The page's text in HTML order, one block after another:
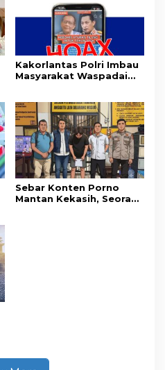
Kakorlantas Polri Imbau
Masyarakat Waspadai
Sebar Konten Porno
Mantan Kekasih, Seorang